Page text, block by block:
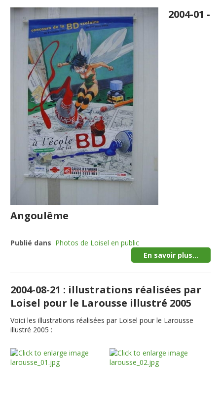
2004-01 -
Angoulême
Publié dans Photos de Loisel en public
En savoir plus...
2004-08-21 : illustrations réalisées par
Loisel pour le Larousse illustré 2005
Voici les illustrations réalisées par Loisel pour le Larousse
illustré 2005 :